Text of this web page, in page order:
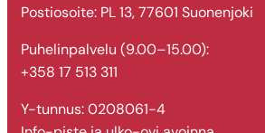
Postiosoite: PL 13, 77601 Suonenjoki
Puhelinpalvelu (9.00–15.00):
+358 17 513 311
Y-tunnus: 0208061-4